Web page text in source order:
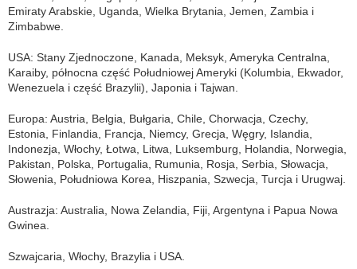
Emiraty Arabskie, Uganda, Wielka Brytania, Jemen, Zambia i
Zimbabwe.
USA: Stany Zjednoczone, Kanada, Meksyk, Ameryka Centralna,
Karaiby, północna część Południowej Ameryki (Kolumbia, Ekwador,
Wenezuela i część Brazylii), Japonia i Tajwan.
Europa: Austria, Belgia, Bułgaria, Chile, Chorwacja, Czechy,
Estonia, Finlandia, Francja, Niemcy, Grecja, Węgry, Islandia,
Indonezja, Włochy, Łotwa, Litwa, Luksemburg, Holandia, Norwegia,
Pakistan, Polska, Portugalia, Rumunia, Rosja, Serbia, Słowacja,
Słowenia, Południowa Korea, Hiszpania, Szwecja, Turcja i Urugwaj.
Austrazja: Australia, Nowa Zelandia, Fiji, Argentyna i Papua Nowa
Gwinea.
Szwajcaria, Włochy, Brazylia i USA.